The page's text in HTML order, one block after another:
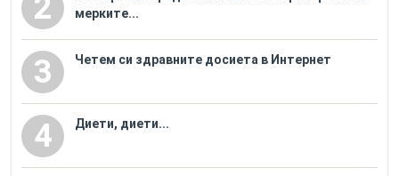
2
мерките...
3 Четем си здравните досиета в Интернет
4 Диети, диети...